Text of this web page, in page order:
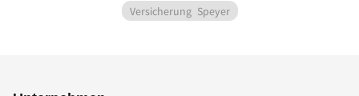
Versicherung Speyer